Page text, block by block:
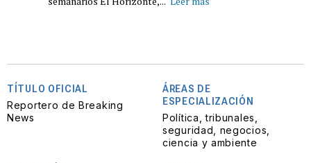
TÍTULO OFICIAL
Reportero de Breaking
News
ÁREAS DE
ESPECIALIZACIÓN
Política, tribunales,
seguridad, negocios,
ciencia y ambiente